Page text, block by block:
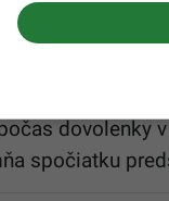
s názvom „
som začala
dovolenky
spočiatku